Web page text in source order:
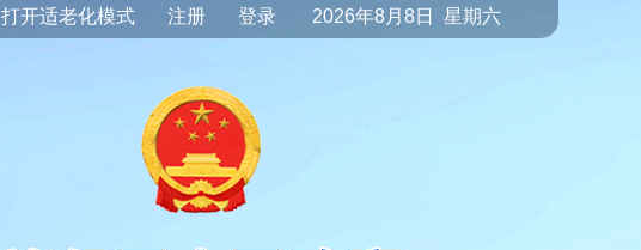
打开适老化模式 注册 登录 2026年8月8日 星期六